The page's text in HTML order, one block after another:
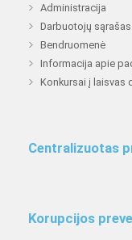
Administracija
Darbuotojų
Bendruomenė
Informacija apie
Konkursai į laisvas
Centralizuotas
Korupcijos